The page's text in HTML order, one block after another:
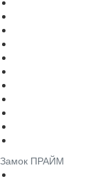
Замок ПРАЙМ